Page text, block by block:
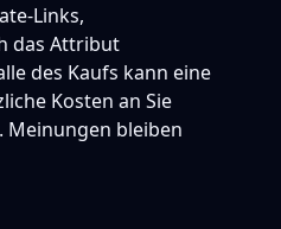
Links,
das Attribut
des Kaufs kann eine
Kosten an Sie
Meinungen bleiben